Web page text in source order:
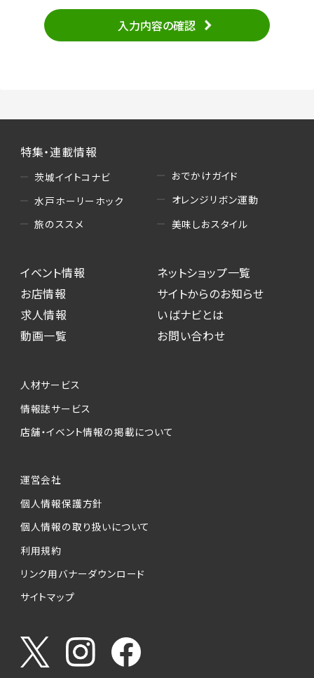
せの内容確認、返答
・当サービスの品質改善
・読者プレゼント、アンケート等、当サービスが実
施するキャンペーンの抽選、当選者への連絡及
び発送 ・ユーザーの趣向や属性情報等の分析
（5）広告主への問い合わせ・応募等への対応
・本サービスを通じて求人広告に応募した際の
選考に関する連絡
・本サービスを通じて店舗への来店予約を登録
した際の内容確認、返答
本サービスが収集する個人情報は、ご本人の意
ービスの実施にあたりそれぞれ必要となる項目
を入力いただかない場合は、各々のサービスを
個人情報の第三者への提供について
当社は、以下の提供先に対して個人情報を提供
します。
(1)お客様が求人応募フォームより個人情報を
送信した事業主（広告主）への提供
お客様が求職活動・応募等を行った企業による
うやりとり・情報提供（採否・合否の検討を含み
ます）
入力内容の確認
特集・連載情報
茨城イイトコナビ
水戸ホーリーホック
旅のススメ
おでかけガイド
オレンジリボン運動
美味しおスタイル
イベント情報
お店情報
求人情報
動画一覧
ネットショップ一覧
サイトからのお知らせ
いばナビとは
お問い合わせ
人材サービス
情報誌サービス
店舗・イベント情報の掲載について
運営会社
個人情報保護方針
個人情報の取り扱いについて
利用規約
リンク用バナーダウンロード
サイトマップ